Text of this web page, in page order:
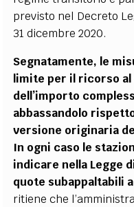
previsto nel Decreto
31 dicembre 2020.
Segnatamente, le
limite per il ricorso al
dell’importo
abbassandolo
versione originaria
In ogni caso le
indicare nella Legge
quote subappaltabili
ritiene che